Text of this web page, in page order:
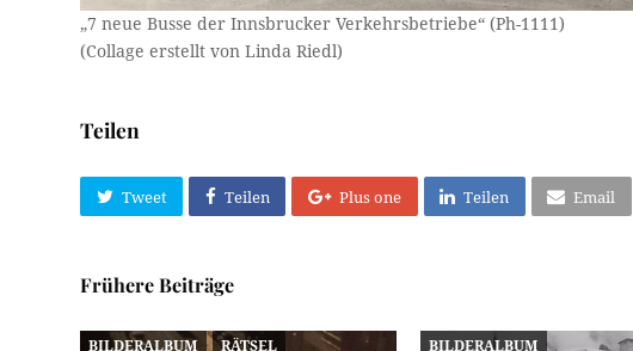
„7 neue Busse der Innsbrucker Verkehrsbetriebe“ (Ph-1111)
(Collage erstellt von Linda Riedl)
Teilen
Tweet Teilen Plus one Teilen Email
Frühere Beiträge
BILDERALBUM RÄTSEL BILDERALBUM